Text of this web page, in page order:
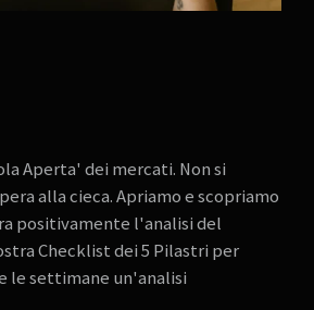
Aperta' dei mercati. Non si
alla cieca. Apriamo e scopriamo
positivamente l'analisi del
Checklist dei 5 Pilastri per
le settimane un'analisi